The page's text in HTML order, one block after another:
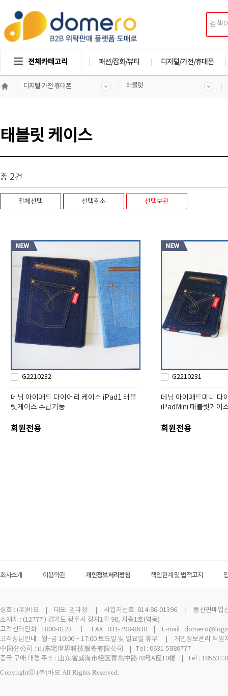
전체카테고리 패션/잡화/뷰티 디지털/가전/휴대폰
디지털·가전·휴대폰 태블릿
태블릿 케이스
총 2건
G2210232
데님 아이패드 다이어리 케이스 iPad1 태블
릿케이스 수납기능
회원전용
G2210231
데님 아이패드미니 다
iPadMini 태블릿케이
회원전용
회사소개 이용약관 개인정보처리방침 책임한계 및 법적고지
상호 : (주)바요 | 대표: 임다정 | 사업자번호: 814-86-01396 | 통신판매업신
소재지 : (12777 ) 경기도 광주시 장지1길 90, 지층1호(역동)
고객센터전화 : 1800-0123 ㅣ FAX : 031-798-8630 | E-mail :
고객상담안내 : 월~금 10:00 ~ 17:00 토요일 및 일요일 휴무 | 개인정보관리 책임
中国分公司 : 山东宅世界科技服务有限公司 | Tel : 0631-5886777
중국 구매 대행 주소 : 山东省威海市经区青岛中路78号A座10楼 | Tel :
Copyrightⓒ (주)바요 All Rights Reserved.